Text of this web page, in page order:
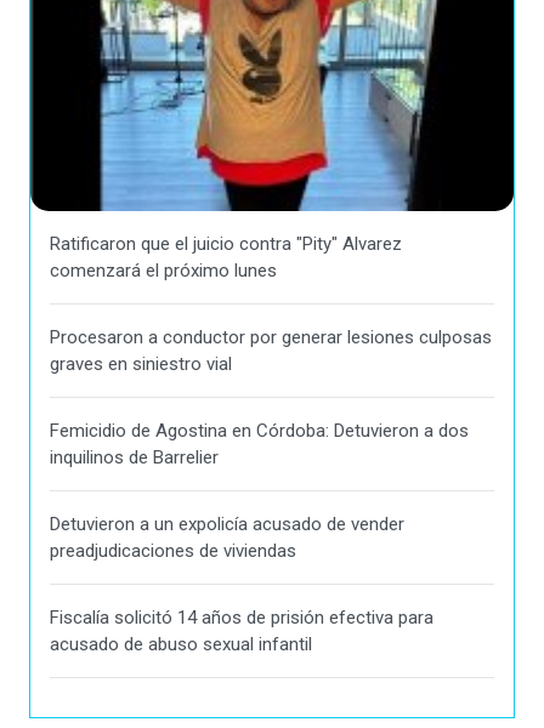
Ratificaron que el juicio contra "Pity" Alvarez
comenzará el próximo lunes
Procesaron a conductor por generar lesiones culposas
graves en siniestro vial
Femicidio de Agostina en Córdoba: Detuvieron a dos
inquilinos de Barrelier
Detuvieron a un expolicía acusado de vender
preadjudicaciones de viviendas
Fiscalía solicitó 14 años de prisión efectiva para
acusado de abuso sexual infantil